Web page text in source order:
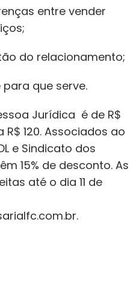
entre vender
do relacionamento;
para que serve.
Jurídica é de R$
120. Associados ao
e Sindicato dos
15% de desconto. As
até o dia 11 de